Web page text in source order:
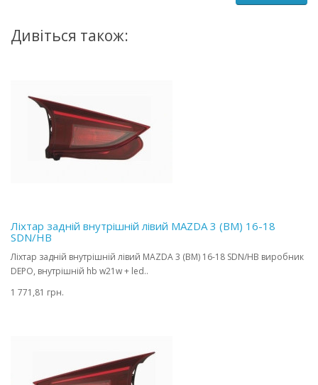
Дивіться також:
Ліхтар задній внутрішній лівий MAZDA 3 (BM) 16-18
SDN/HB
Ліхтар задній внутрішній лівий MAZDA 3 (BM) 16-18 SDN/HB виробник
DEPO, внутрішній hb w21w + led..
1 771,81 грн.